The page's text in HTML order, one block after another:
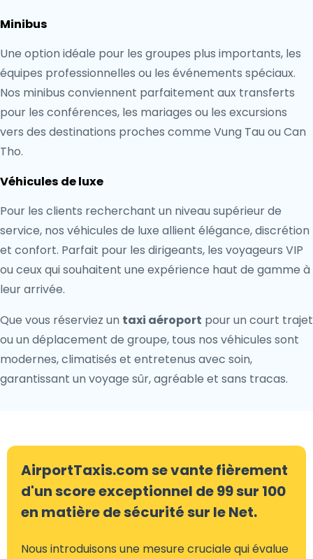
Minibus
Une option idéale pour les groupes plus importants, les
équipes professionnelles ou les événements spéciaux.
Nos minibus conviennent parfaitement aux transferts
pour les conférences, les mariages ou les excursions
vers des destinations proches comme Vung Tau ou Can
Tho.
Véhicules de luxe
Pour les clients recherchant un niveau supérieur de
service, nos véhicules de luxe allient élégance, discrétion
et confort. Parfait pour les dirigeants, les voyageurs VIP
ou ceux qui souhaitent une expérience haut de gamme à
leur arrivée.
Que vous réserviez un taxi aéroport pour un court trajet
ou un déplacement de groupe, tous nos véhicules sont
modernes, climatisés et entretenus avec soin,
garantissant un voyage sûr, agréable et sans tracas.
AirportTaxis.com se vante fièrement
d'un score exceptionnel de 99 sur 100
en matière de sécurité sur le Net.
Nous introduisons une mesure cruciale qui évalue